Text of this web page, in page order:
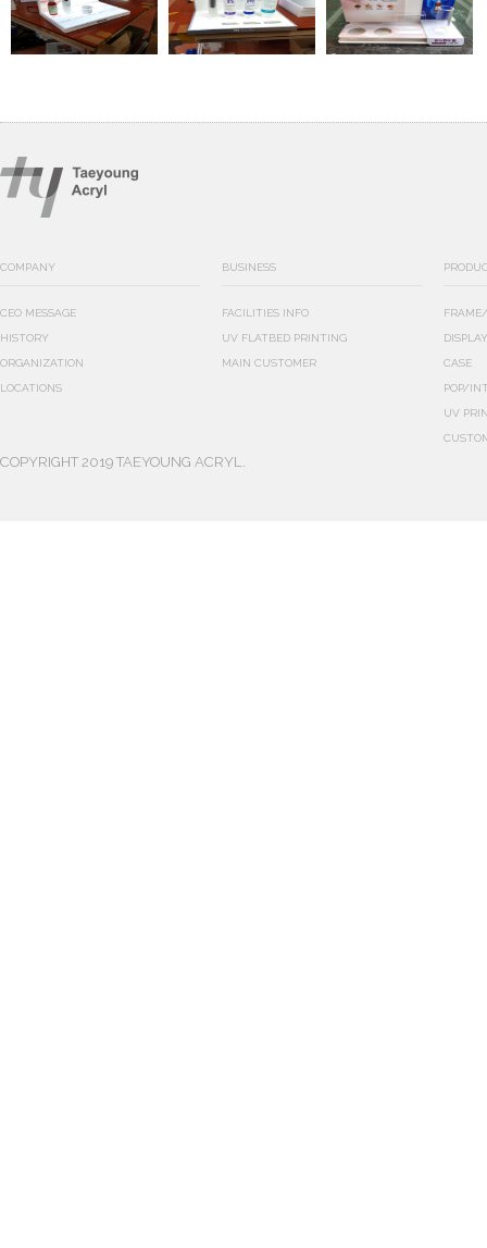
COMPANY
CEO MESSAGE
HISTORY
ORGANIZATION
LOCATIONS
BUSINESS
FACILITIES INFO
UV FLATBED PRINTING
MAIN CUSTOMER CASE
POP/
UV
COPYRIGHT 2019 TAEYOUNG ACRYL.